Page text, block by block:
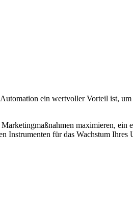
ein wertvoller Vorteil ist,
maximieren, ein
Instrumenten für das Wachstum Ihres